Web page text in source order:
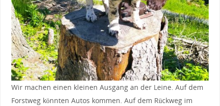
Wir machen einen kleinen Ausgang an der Leine. Auf dem
Forstweg könnten Autos kommen. Auf dem Rückweg im